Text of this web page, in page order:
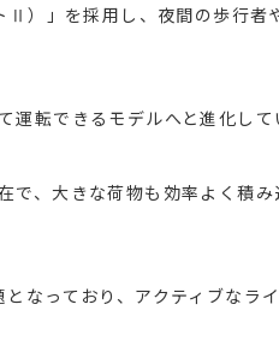
）」を採用し、夜間の歩行者
転できるモデルへと進化して
で、大きな荷物も効率よく積み
なっており、アクティブなラ